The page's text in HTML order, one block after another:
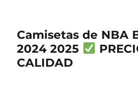
Camisetas de NBA
2024 2025
CALIDAD